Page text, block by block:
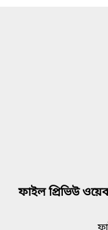
ফাইল প্রিভিউ